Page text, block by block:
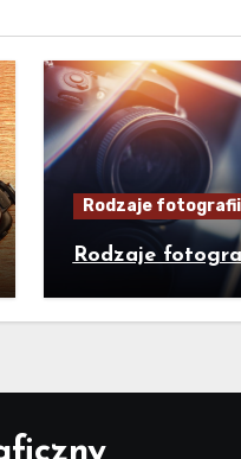
Rodzaje fotografii
Rodzaje